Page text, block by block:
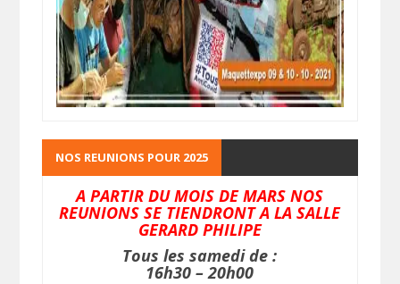
NOS REUNIONS POUR 2025
A PARTIR DU MOIS DE MARS NOS
REUNIONS SE TIENDRONT A LA SALLE
GERARD PHILIPE
Tous les samedi de :
16h30 – 20h00